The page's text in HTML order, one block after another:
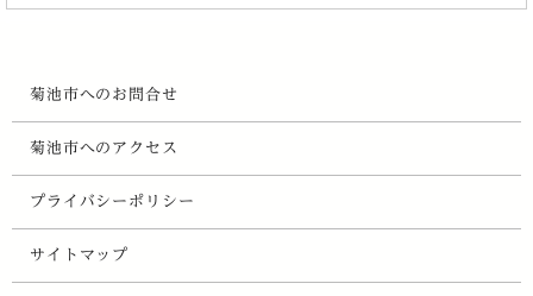
菊池市へのお問合せ
菊池市へのアクセス
プライバシーポリシー
サイトマップ